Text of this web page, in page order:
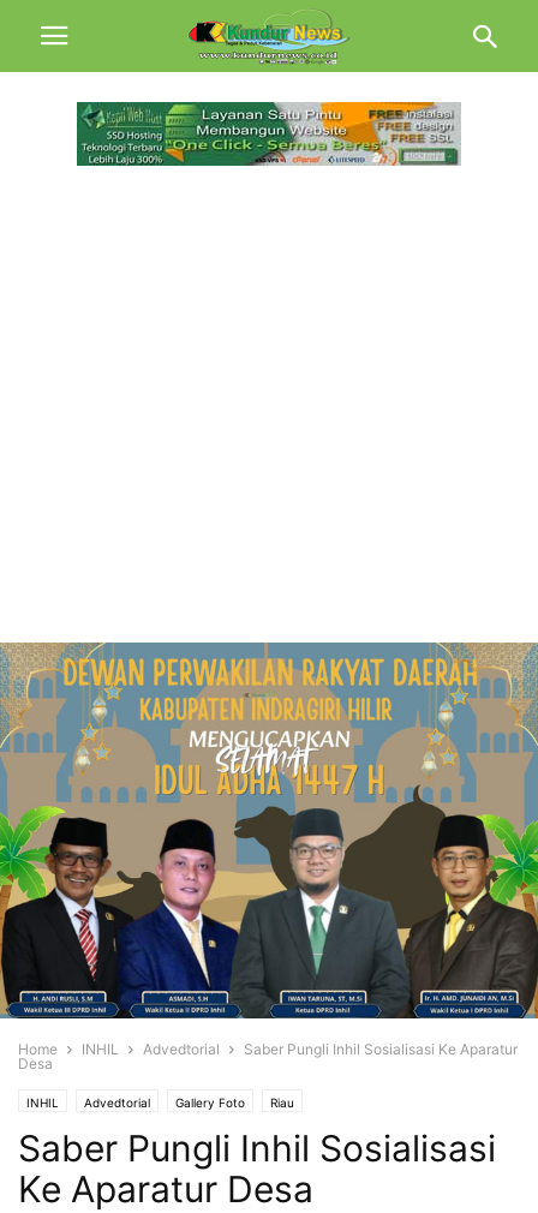
Home INHIL Advedtorial
Saber Pungli Inhil Sosialisasi Ke Aparatur
Desa
INHIL Advedtorial Gallery Foto Riau
Saber Pungli Inhil Sosialisasi
Ke Aparatur Desa